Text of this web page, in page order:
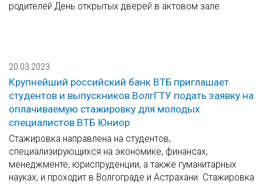
родителей День открытых дверей в актовом зале.
20.03.2023
Крупнейший российский банк ВТБ приглашает
студентов и выпускников ВолгГТУ подать заявку на
оплачиваемую стажировку для молодых
специалистов ВТБ Юниор
Стажировка направлена на студентов,
специализирующихся на экономике, финансах,
менеджменте, юриспруденции, а также гуманитарных
науках, и проходит в Волгограде и Астрахани. Стажировка